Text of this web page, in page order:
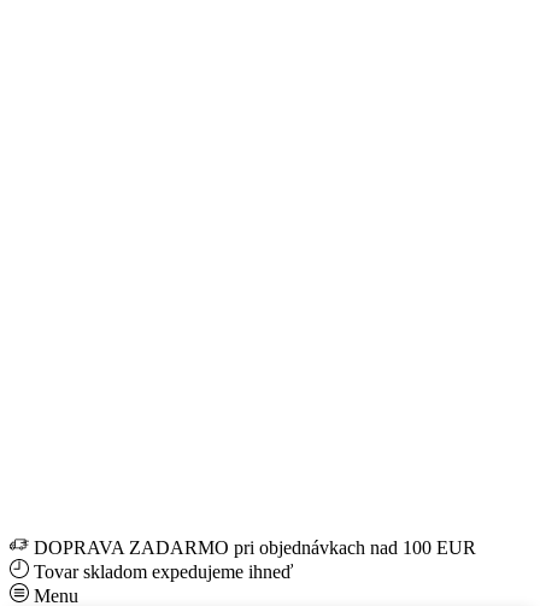
DOPRAVA ZADARMO pri objednávkach nad 100 EUR
Tovar skladom expedujeme ihneď
Menu